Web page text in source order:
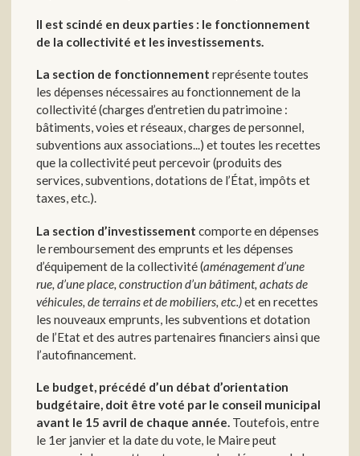
Il est scindé en deux parties : le fonctionnement
de la collectivité et les investissements.
La section de fonctionnement représente toutes
les dépenses nécessaires au fonctionnement de la
collectivité (charges d’entretien du patrimoine :
bâtiments, voies et réseaux, charges de personnel,
subventions aux associations...) et toutes les recettes
que la collectivité peut percevoir (produits des
services, subventions, dotations de l’État, impôts et
taxes, etc.).
La section d’investissement comporte en dépenses
le remboursement des emprunts et les dépenses
d’équipement de la collectivité (aménagement d’une
rue, d’une place, construction d’un bâtiment, achats de
véhicules, de terrains et de mobiliers, etc.)et en recettes
les nouveaux emprunts, les subventions et dotation
de l’Etat et des autres partenaires financiers ainsi que
l’autofinancement.
Le budget, précédé d’un débat d’orientation
budgétaire, doit être voté par le conseil municipal
avant le 15 avril de chaque année. Toutefois, entre
le 1er janvier et la date du vote, le Maire peut